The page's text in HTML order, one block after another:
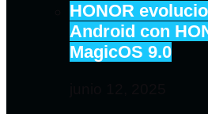
HONOR
Android con
MagicOS 9.0